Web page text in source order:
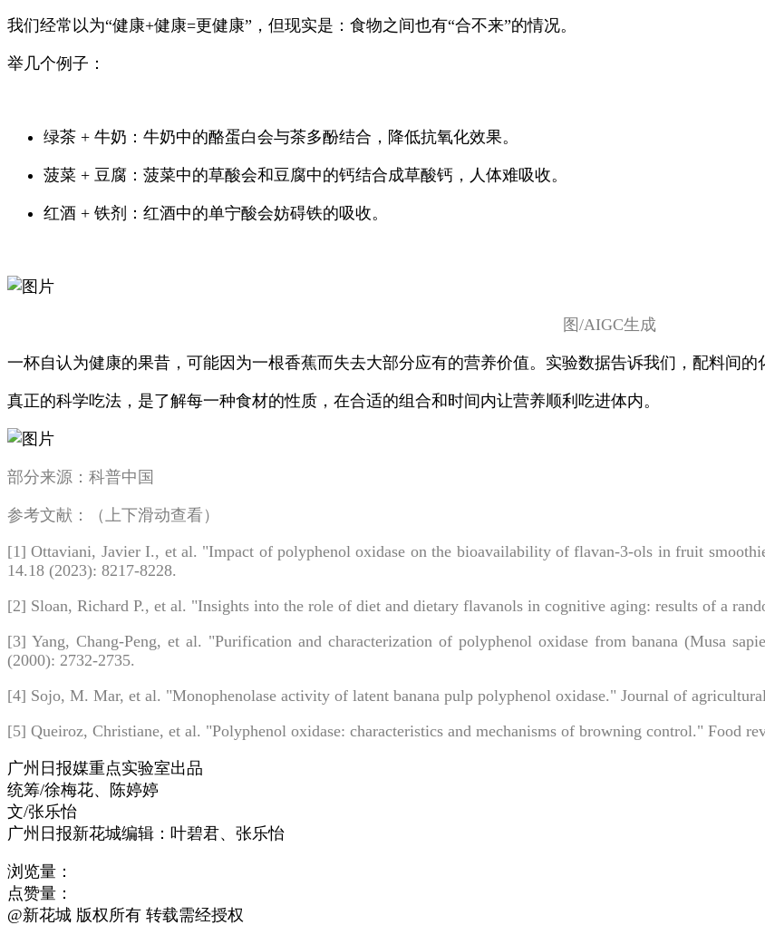
我们经常以为“健康+健康=更健康”，但现实是：食物之间也有“合不来”的情况。
举几个例子：
绿茶 + 牛奶：牛奶中的酪蛋白会与茶多酚结合，降低抗氧化效果。
菠菜 + 豆腐：菠菜中的草酸会和豆腐中的钙结合成草酸钙，人体难吸收。
红酒 + 铁剂：红酒中的单宁酸会妨碍铁的吸收。
图/AIGC生成
一杯自认为健康的果昔，可能因为一根香蕉而失去大部分应有的营养价值。实验数据告诉我们，配料间的
真正的科学吃法，是了解每一种食材的性质，在合适的组合和时间内让营养顺利吃进体内。
部分来源：科普中国
参考文献：（上下滑动查看）
[1] Ottaviani, Javier I., et al. "Impact of polyphenol oxidase on the bioavailability of flavan-3-ols in fruit
14.18 (2023): 8217-8228.
[2] Sloan, Richard P., et al. "Insights into the role of diet and dietary flavanols in cognitive aging: results of a
[3] Yang, Chang-Peng, et al. "Purification and characterization of polyphenol oxidase from banana (Musa
(2000): 2732-2735.
[4] Sojo, M. Mar, et al. "Monophenolase activity of latent banana pulp polyphenol oxidase." Journal of
[5] Queiroz, Christiane, et al. "Polyphenol oxidase: characteristics and mechanisms of browning control." Food
广州日报媒重点实验室出品
统筹/徐梅花、陈婷婷
文/张乐怡
广州日报新花城编辑：叶碧君、张乐怡
浏览量：
点赞量：
@新花城 版权所有 转载需经授权